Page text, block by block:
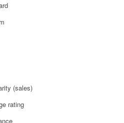
(sales)
rating